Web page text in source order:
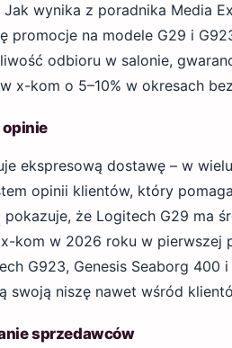
Jak wynika z poradnika Media
promocje na modele G29 i
odbioru w salonie,
x-kom o 5–10% w okresach
opinie
ekspresową dostawę – w
opinii klientów, który
pokazuje, że Logitech G29 ma
kom w 2026 roku w pierwszej
G923, Genesis Seaborg 400
swoją niszę nawet wśród
sprzedawców